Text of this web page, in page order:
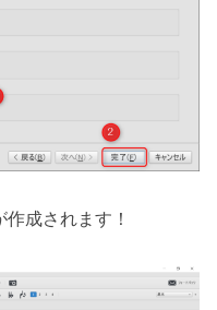
成されます！